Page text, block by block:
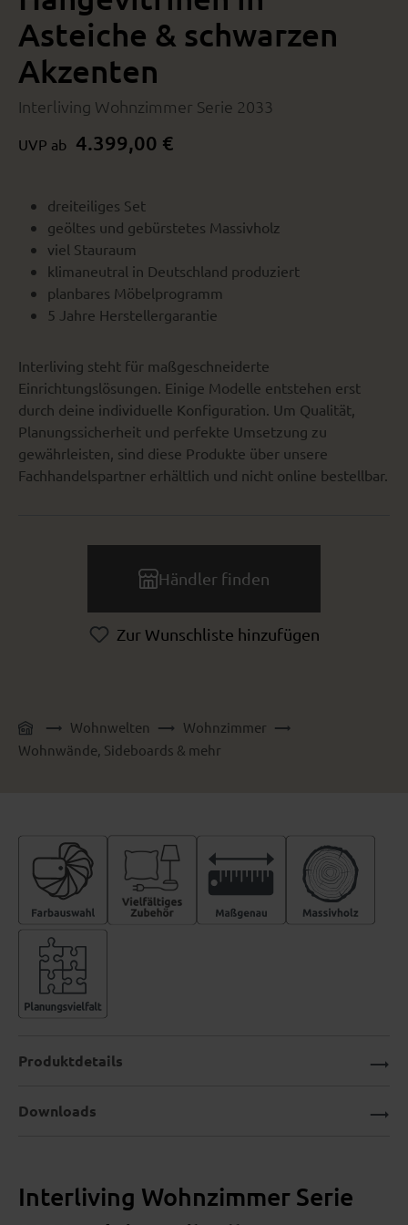
Asteiche & schwarzen
Akzenten
Interliving Wohnzimmer Serie 2033
UVP ab 4.399,00 €
dreiteiliges Set
geöltes und gebürstetes Massivholz
viel Stauraum
klimaneutral in Deutschland produziert
planbares Möbelprogramm
5 Jahre Herstellergarantie
Interliving steht für maßgeschneiderte
Einrichtungslösungen. Einige Modelle entstehen erst
durch deine individuelle Konfiguration. Um Qualität,
Planungssicherheit und perfekte Umsetzung zu
gewährleisten, sind diese Produkte über unsere
Fachhandelspartner erhältlich und nicht online bestellbar.
Händler finden
Zur Wunschliste hinzufügen
Wohnwelten
Wohnzimmer
Wohnwände, Sideboards & mehr
Interliving Wohnzimmer Serie
Produktdetails
Downloads